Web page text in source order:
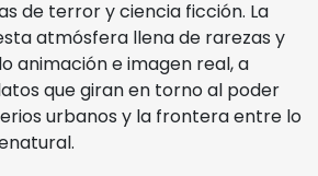
de terror y ciencia ficción. La
atmósfera llena de rarezas y
animación e imagen real, a
que giran en torno al poder
urbanos y la frontera entre lo